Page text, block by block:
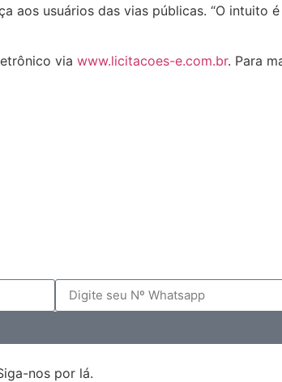
aos usuários das vias públicas. “O intuito
via www.licitacoes-e.com.br. Para
nos por lá.